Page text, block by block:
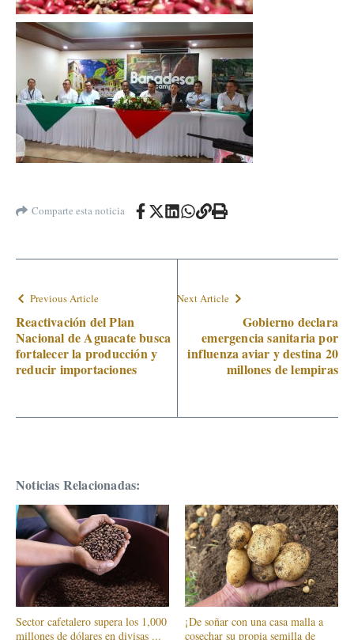
Comparte esta noticia
Previous Article
Reactivación del Plan
Nacional de Aguacate busca
fortalecer la producción y
reducir importaciones
Next Article
Gobierno declara
emergencia sanitaria por
influenza aviar y destina 20
millones de lempiras
Noticias Relacionadas:
Sector cafetalero supera los 1,000
millones de dólares en divisas ...
¡De soñar con una casa malla a
cosechar su propia semilla de